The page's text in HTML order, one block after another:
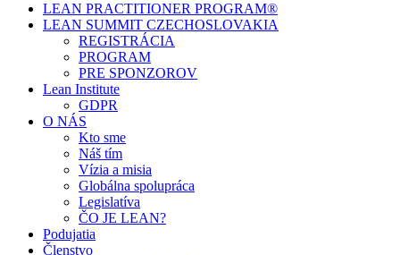
LEAN PRACTITIONER PROGRAM®
LEAN SUMMIT CZECHOSLOVAKIA
REGISTRÁCIA
PROGRAM
PRE SPONZOROV
Lean Institute
GDPR
O NÁS
Kto sme
Náš tím
Vízia a misia
Globálna spolupráca
Legislatíva
ČO JE LEAN?
Podujatia
Členstvo